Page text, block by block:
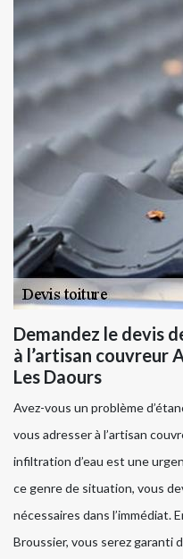
Demandez le devis
à l’artisan couvreur
Les Daours
Avez-vous un problème
vous adresser à l’artisan
infiltration d’eau est une
ce genre de situation, vous
nécessaires dans l’immédiat.
Broussier, vous serez garanti